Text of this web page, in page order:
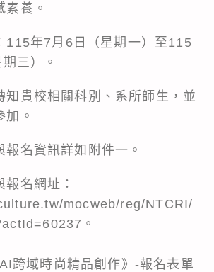
素養。
115年7月6日（星期一）至115
三）。
知貴校相關科別、系所師生，並
加。
報名資訊詳如附件一。
報名網址：
mocweb/reg/NTCRI/
。
跨域時尚精品創作》-報名表單